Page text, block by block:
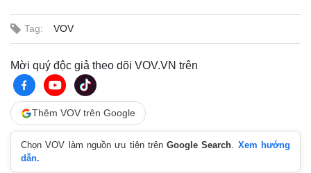
Tag: VOV
Mời quý độc giả theo dõi VOV.VN trên
Thêm VOV trên Google
Chọn VOV làm nguồn ưu tiên trênGoogle Search. Xem hướng
dẫn.